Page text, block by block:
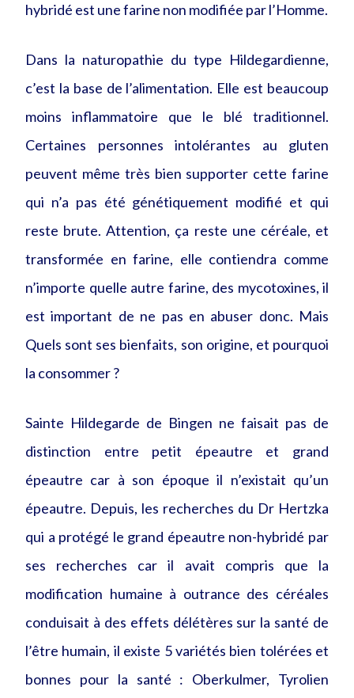
hybridé est une farine non modifiée par l’Homme.
Dans la naturopathie du type Hildegardienne,
c’est la base de l’alimentation. Elle est beaucoup
moins inflammatoire que le blé traditionnel.
Certaines personnes intolérantes au gluten
peuvent même très bien supporter cette farine
qui n’a pas été génétiquement modifié et qui
reste brute. Attention, ça reste une céréale, et
transformée en farine, elle contiendra comme
n’importe quelle autre farine, des mycotoxines, il
est important de ne pas en abuser donc. Mais
Quels sont ses bienfaits, son origine, et pourquoi
la consommer ?
Sainte Hildegarde de Bingen ne faisait pas de
distinction entre petit épeautre et grand
épeautre car à son époque il n’existait qu’un
épeautre. Depuis, les recherches du Dr Hertzka
qui a protégé le grand épeautre non-hybridé par
ses recherches car il avait compris que la
modification humaine à outrance des céréales
conduisait à des effets délétères sur la santé de
l’être humain, il existe 5 variétés bien tolérées et
bonnes pour la santé : Oberkulmer, Tyrolien